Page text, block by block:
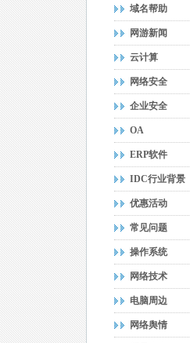
域名帮助
网游新闻
云计算
网络安全
企业安全
OA
ERP软件
IDC行业背景
优惠活动
常见问题
操作系统
网络技术
电脑周边
网络舆情